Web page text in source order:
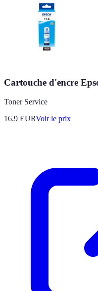
Cartouche d'encre
Toner Service
16.9 EURVoir le prix